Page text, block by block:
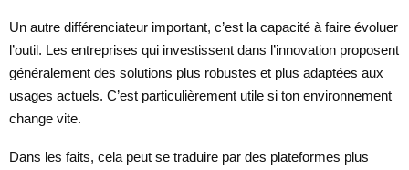
Un autre différenciateur important, c’est la capacité à faire évoluer
l’outil. Les entreprises qui investissent dans l’innovation proposent
généralement des solutions plus robustes et plus adaptées aux
usages actuels. C’est particulièrement utile si ton environnement
change vite.
Dans les faits, cela peut se traduire par des plateformes plus